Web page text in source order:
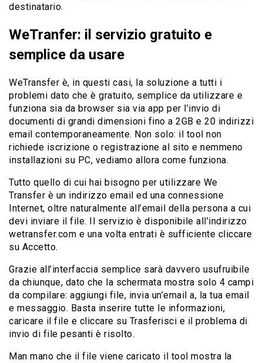
destinatario.
WeTranfer: il servizio gratuito e
semplice da usare
WeTransfer è, in questi casi, la soluzione a tutti i
problemi dato che è gratuito, semplice da utilizzare e
funziona sia da browser sia via app per l’invio di
documenti di grandi dimensioni fino a 2GB e 20 indirizzi
email contemporaneamente. Non solo: il tool non
richiede iscrizione o registrazione al sito e nemmeno
installazioni su PC, vediamo allora come funziona.
Tutto quello di cui hai bisogno per utilizzare We
Transfer è un indirizzo email ed una connessione
Internet, oltre naturalmente all’email della persona a cui
devi inviare il file. Il servizio è disponibile all’indirizzo
wetransfer.com e una volta entrati è sufficiente cliccare
su Accetto.
Grazie all’interfaccia semplice sarà davvero usufruibile
da chiunque, dato che la schermata mostra solo 4 campi
da compilare: aggiungi file, invia un’email a, la tua email
e messaggio. Basta inserire tutte le informazioni,
caricare il file e cliccare su Trasferisci e il problema di
invio di file pesanti è risolto.
Man mano che il file viene caricato il tool mostra la